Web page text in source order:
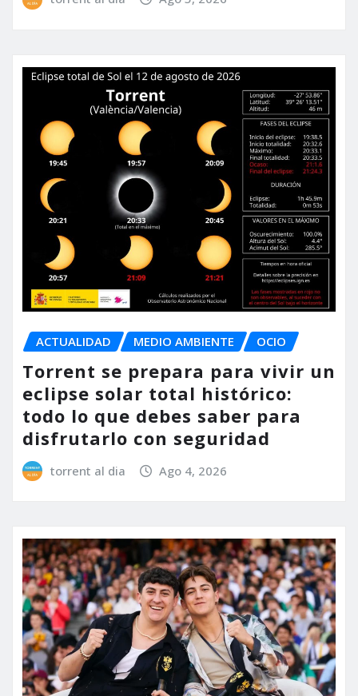
ACTUALIDAD MEDIO AMBIENTE OCIO
Torrent se prepara para vivir un
eclipse solar total histórico:
todo lo que debes saber para
disfrutarlo con seguridad
torrent al dia Ago 4, 2026